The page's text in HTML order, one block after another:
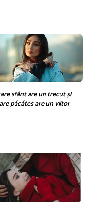
sfânt are un trecut și
păcătos are un viitor